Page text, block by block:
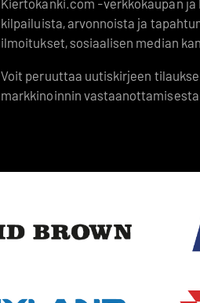
Kiertokanki.com -verkkokaupan
kilpailuista, arvonnoista ja
ilmoitukset, sosiaalisen median
Voit peruuttaa uutiskirjeen
markkinoinnin